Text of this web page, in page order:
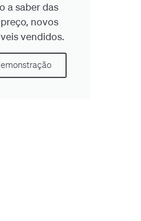
a saber das
novos
vendidos.